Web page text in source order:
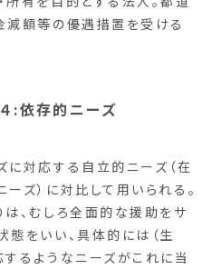
減額等の優遇措置を受ける
:依存的ニーズ
対応する自立的ニーズ（在
ズ）に対比して用いられる。
、むしろ全面的な援助をサ
をいい、具体的には（生
るようなニーズがこれに当